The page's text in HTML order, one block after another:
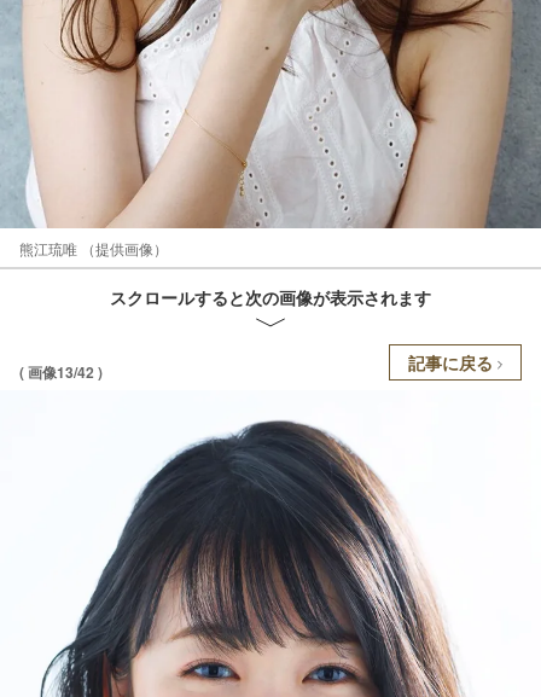
熊江琉唯 （提供画像）
スクロールすると次の画像が表示されます
( 画像13/42 ) 記事に戻る